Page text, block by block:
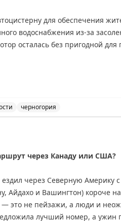
для обеспечения
водоснабжения из-за
осталась без пригодной для
черногория
через Канаду или США?
через Северную Америку
Айдахо и Вашингтон) короче
это не пейзажи, а люди и
лучший номер, а ужин